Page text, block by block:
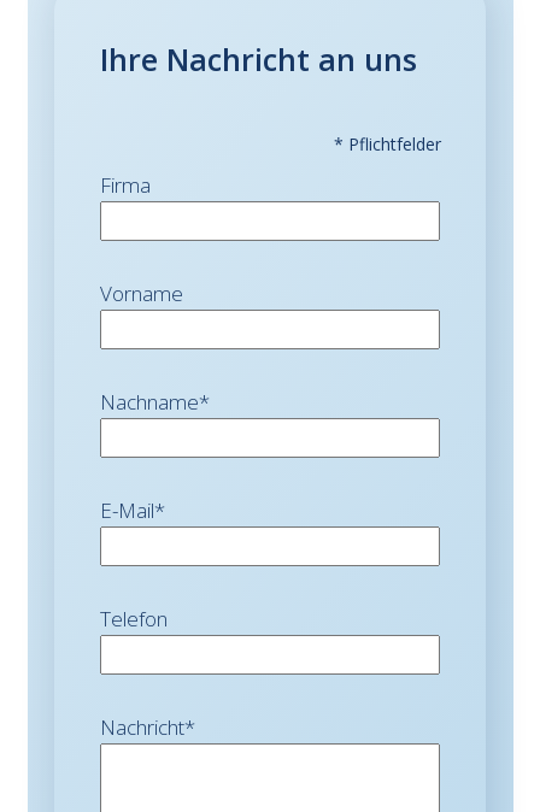
Ihre Nachricht an uns
* Pflichtfelder
Firma
Vorname
Nachname*
E-Mail*
Telefon
Nachricht*